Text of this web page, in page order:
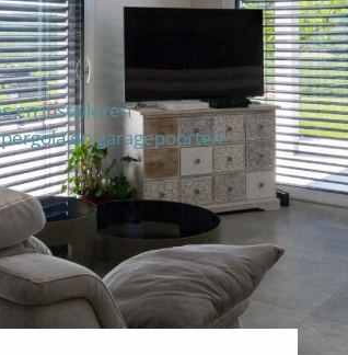
en installeren
en garagepoorten.